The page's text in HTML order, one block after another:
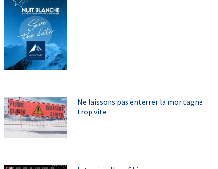
Ne laissons pas enterrer la montagne
trop vite !